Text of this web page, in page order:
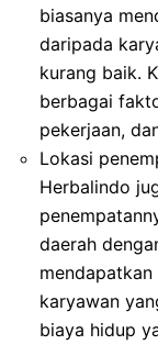
biasanya
daripada
kurang baik.
berbagai
pekerjaan,
Lokasi
Herbalindo
daerah
karyawan
biaya hidup